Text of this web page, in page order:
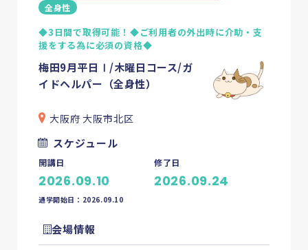
全身性
◆3日間で取得可能！◆ご利用者の外出時に介助・支
援をする為に必須の資格◆
梅田9月平日Ⅰ/木曜日コース/ガ
イドヘルパー（全身性）
大阪府 大阪市北区
スケジュール
開講日
2026.09.10
修了日
2026.09.24
通学開始日：2026.09.10
会場情報